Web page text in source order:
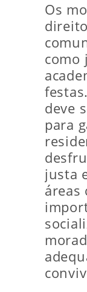
Os
como
deve
para
justa
áreas